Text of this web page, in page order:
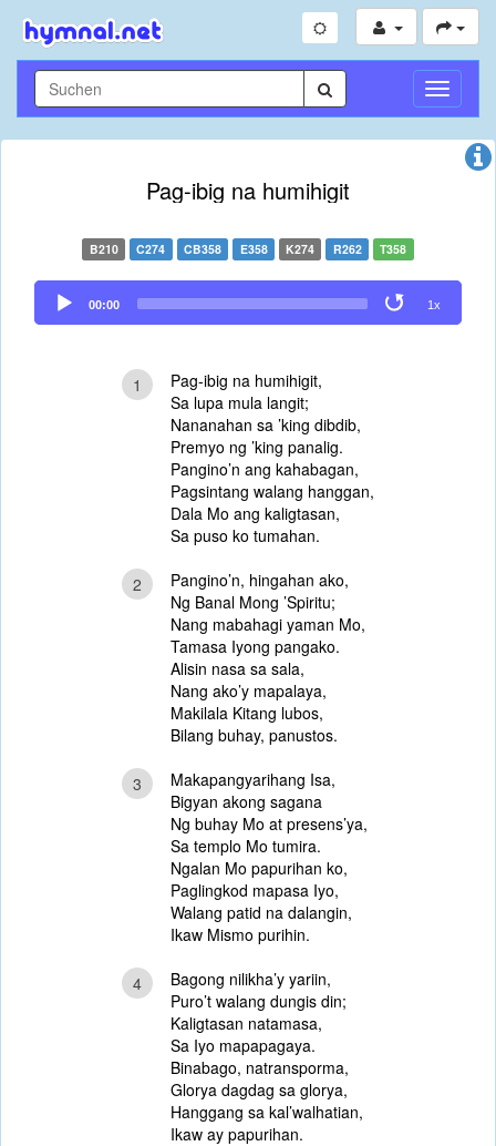
Pag-ibig na humihigit
B210 C274 CB358 E358 K274 R262 T358
Audio
Player
00:00 1x
1
Pag-ibig na humihigit,
Sa lupa mula langit;
Nananahan sa ’king dibdib,
Premyo ng ’king panalig.
Pangino’n ang kahabagan,
Pagsintang walang hanggan,
Dala Mo ang kaligtasan,
Sa puso ko tumahan.
2
Pangino’n, hingahan ako,
Ng Banal Mong ’Spiritu;
Nang mabahagi yaman Mo,
Tamasa Iyong pangako.
Alisin nasa sa sala,
Nang ako’y mapalaya,
Makilala Kitang lubos,
Bilang buhay, panustos.
3
Makapangyarihang Isa,
Bigyan akong sagana
Ng buhay Mo at presens’ya,
Sa templo Mo tumira.
Ngalan Mo papurihan ko,
Paglingkod mapasa Iyo,
Walang patid na dalangin,
Ikaw Mismo purihin.
4
Bagong nilikha’y yariin,
Puro’t walang dungis din;
Kaligtasan natamasa,
Sa Iyo mapapagaya.
Binabago, natransporma,
Glorya dagdag sa glorya,
Hanggang sa kal’walhatian,
Ikaw ay papurihan.